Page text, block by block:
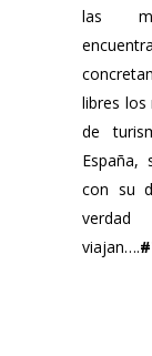
las
libres los
de
España,
con su
viajan….